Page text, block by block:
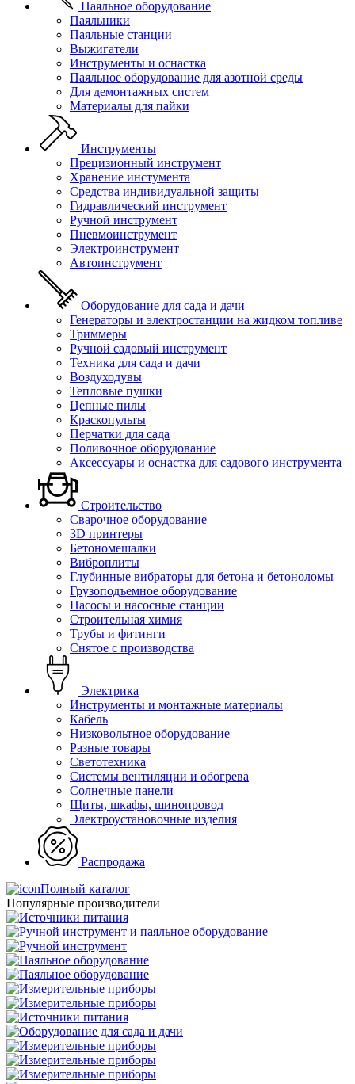
Паяльное оборудование
Паяльники
Паяльные станции
Выжигатели
Инструменты и оснастка
Паяльное оборудование для азотной среды
Для демонтажных систем
Материалы для пайки
Инструменты
Прецизионный инструмент
Хранение инстумента
Средства индивидуальной защиты
Гидравлический инструмент
Ручной инструмент
Пневмоинструмент
Электроинструмент
Автоинструмент
Оборудование для сада и дачи
Генераторы и электростанции на жидком топливе
Триммеры
Ручной садовый инструмент
Техника для сада и дачи
Воздуходувы
Тепловые пушки
Цепные пилы
Краскопульты
Перчатки для сада
Поливочное оборудование
Аксессуары и оснастка для садового инструмента
Строительство
Сварочное оборудование
3D принтеры
Бетономешалки
Виброплиты
Глубинные вибраторы для бетона и бетоноломы
Грузоподъемное оборудование
Насосы и насосные станции
Строительная химия
Трубы и фитинги
Снятое с производства
Электрика
Инструменты и монтажные материалы
Кабель
Низковольтное оборудование
Разные товары
Светотехника
Системы вентиляции и обогрева
Солнечные панели
Щиты, шкафы, шинопровод
Электроустановочные изделия
Распродажа
Полный каталог
Популярные производители